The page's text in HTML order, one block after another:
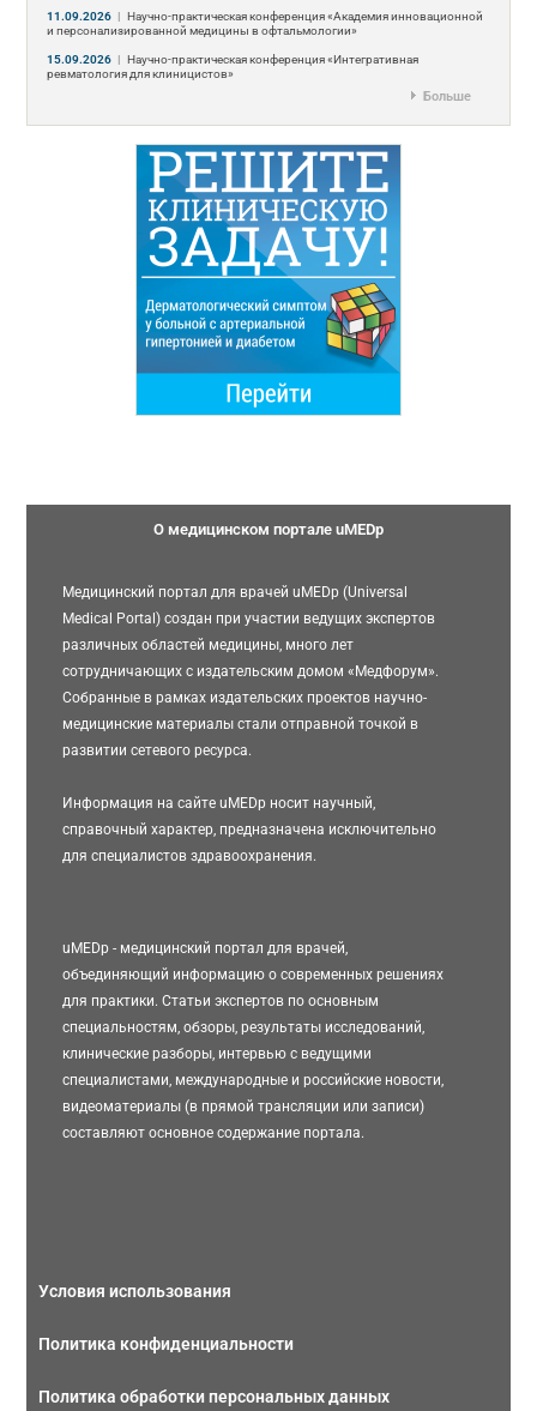
11.09.2026 | Научно-практическая конференция «Академия инновационной
и персонализированной медицины в офтальмологии»
15.09.2026 | Научно-практическая конференция «Интегративная
ревматология для клиницистов»
Больше
О медицинском портале uMEDp
Медицинский портал для врачей uMEDp (Universal
Medical Portal) создан при участии ведущих экспертов
различных областей медицины, много лет
сотрудничающих с издательским домом «Медфорум».
Собранные в рамках издательских проектов научно-
медицинские материалы стали отправной точкой в
развитии сетевого ресурса.
Информация на сайте uMEDp носит научный,
справочный характер, предназначена исключительно
для специалистов здравоохранения.
uMEDp - медицинский портал для врачей,
объединяющий информацию о современных решениях
для практики. Статьи экспертов по основным
специальностям, обзоры, результаты исследований,
клинические разборы, интервью с ведущими
специалистами, международные и российские новости,
видеоматериалы (в прямой трансляции или записи)
составляют основное содержание портала.
Условия использования
Политика конфиденциальности
Политика обработки персональных данных